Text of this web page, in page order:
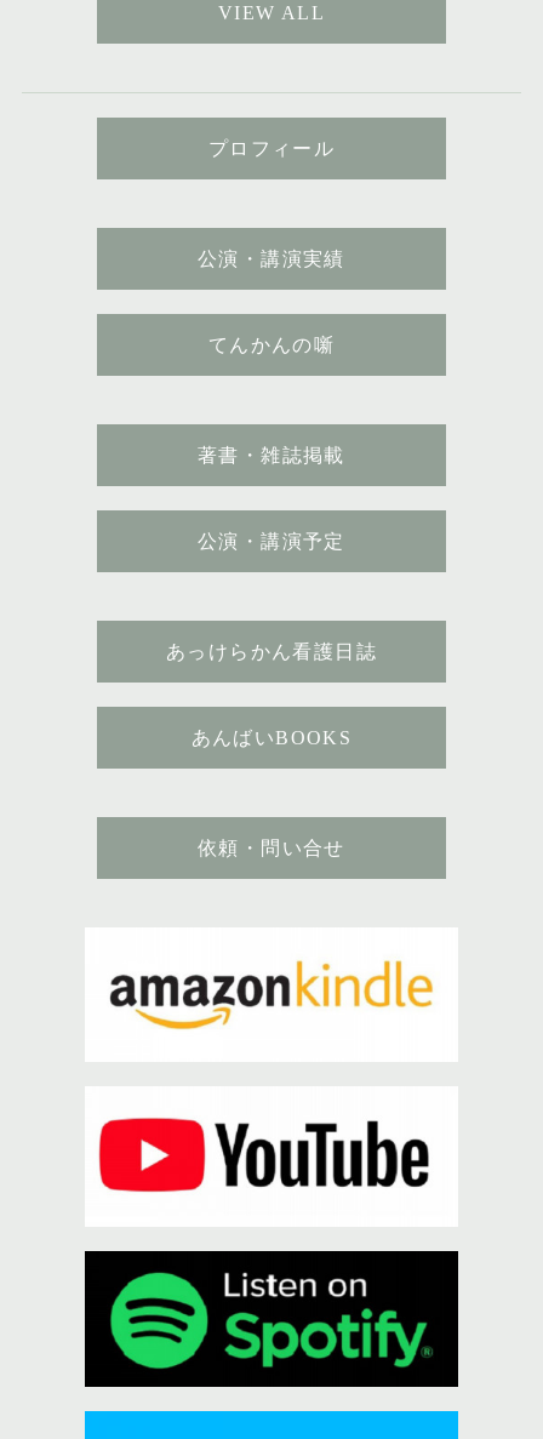
VIEW ALL
プロフィール
公演・講演実績
てんかんの噺
著書・雑誌掲載
公演・講演予定
あっけらかん看護日誌
あんばいBOOKS
依頼・問い合せ